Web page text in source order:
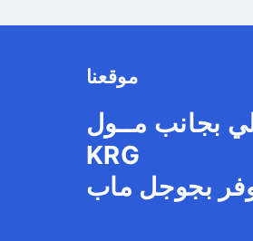
موقعنا
بجانب مــول
KRG
بجوجل ماب